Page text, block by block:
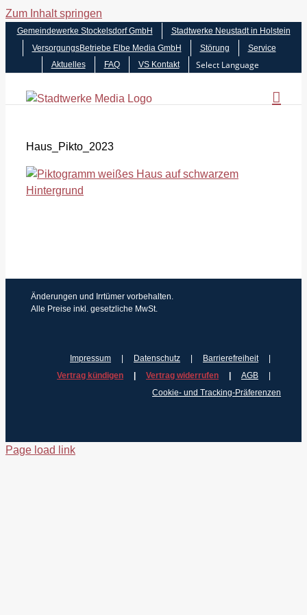
Zum Inhalt springen
Gemeindewerke Stockelsdorf GmbH
Stadtwerke Neustadt in Holstein
VersorgungsBetriebe Elbe Media GmbH
Störung
Service
Aktuelles
FAQ VS Kontakt
Haus_Pikto_2023
Änderungen und Irrtümer vorbehalten.
Alle Preise inkl. gesetzliche MwSt.
Impressum Datenschutz
Barrierefreiheit
Vertrag kündigen
Vertrag widerrufen
AGB
Cookie- und Tracking-Präferenzen
Page load link